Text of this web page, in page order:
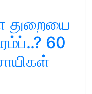
துறையை
60